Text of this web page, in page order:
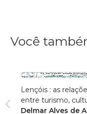
Você
Lençóis : as
entre turismo,
ambiente
Delmar Alves de